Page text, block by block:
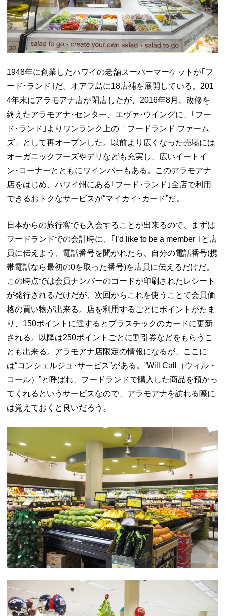
1948年に創業したハワイの老舗スーパーマーケットが｢フ
ード･ランド｣だ。オアフ島に18店補を展開している。201
4年末にアラモアナ店が閉店したが、2016年8月、改修を
終えたアラモアナ･センター、エヴァ･ウイングに、｢フー
ド･ランド｣よりワンランク上の「フードランド ファーム
ズ」として再オープンした。以前より広くなった売場には
オーガニックフーズやデリなども充実し、広いイートイ
ン･コーナーとともにワインバーもある。このアラモアナ
店をはじめ、ハワイ州にある｢フード･ランド｣全店で利用
できるおトクなサービスが“マイカイ･カード”だ。
日本からの旅行客でも入会することが出来るので、まずは
フードランドでの会計時に、｢I’d like to be a member ｣と店
員に伝えよう、電話番号を聞かれたら、自分の電話番号(携
帯電話なら最初の0を取った番号)を店員に伝えるだけだ。
この時点では会員ナンバーのコードが印刷されたレシート
が発行されるだけだが、次回からこれを使うことで会員価
格の買い物が出来る。店を利用するごとにポイントがたま
り、150ポイントに達するとプラスチックのカードに更新
される。以降は250ポイントごとに割引券などをもらうこ
とも出来る。アラモアナ店限定の情報になるが、ここに
は“コンシェルジュ･サービス”がある。”Will Call（ウィル・
コール）”と呼ばれ、フードランドで購入した商品を預かっ
てくれるというサービスなので、アラモアナを訪れる際に
は覚えておくと良いだろう。